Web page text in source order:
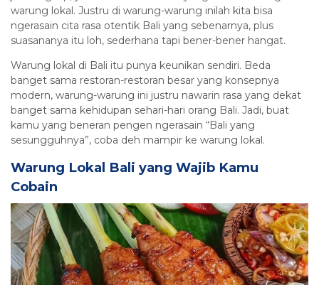
warung lokal. Justru di warung-warung inilah kita bisa
ngerasain cita rasa otentik Bali yang sebenarnya, plus
suasananya itu loh, sederhana tapi bener-bener hangat.
Warung lokal di Bali itu punya keunikan sendiri. Beda
banget sama restoran-restoran besar yang konsepnya
modern, warung-warung ini justru nawarin rasa yang dekat
banget sama kehidupan sehari-hari orang Bali. Jadi, buat
kamu yang beneran pengen ngerasain “Bali yang
sesungguhnya”, coba deh mampir ke warung lokal.
Warung Lokal Bali yang Wajib Kamu
Cobain